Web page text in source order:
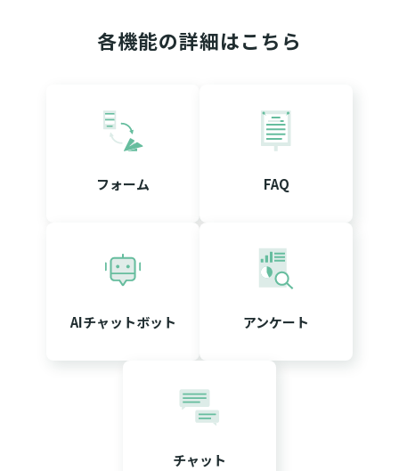
各機能の詳細はこちら
フォーム FAQ
AIチャットボット アンケート
チャット